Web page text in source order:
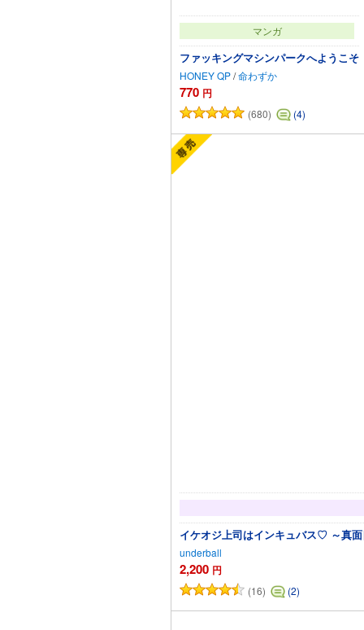
マンガ
ファッキングマシンパークへようこそ
HONEY QP/命わずか
770 円
(680) (4)
カートに追加
イケオジ上司はインキュバス♡ ～真
underball
2,200 円
(16) (2)